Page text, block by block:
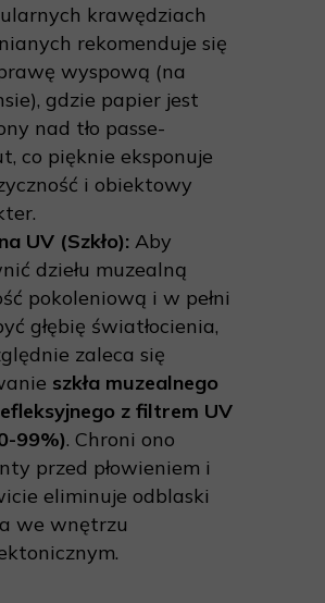
krawędziach
rekomenduje się
wyspową (na
gdzie papier jest
nad tło passe-
co pięknie eksponuje
i obiektowy
UV (Szkło): Aby
dziełu muzealną
pokoleniową i w pełni
głębię światłocienia,
zaleca się
szkła muzealnego
z filtrem UV
99%). Chroni ono
przed płowieniem i
eliminuje odblaski
we wnętrzu